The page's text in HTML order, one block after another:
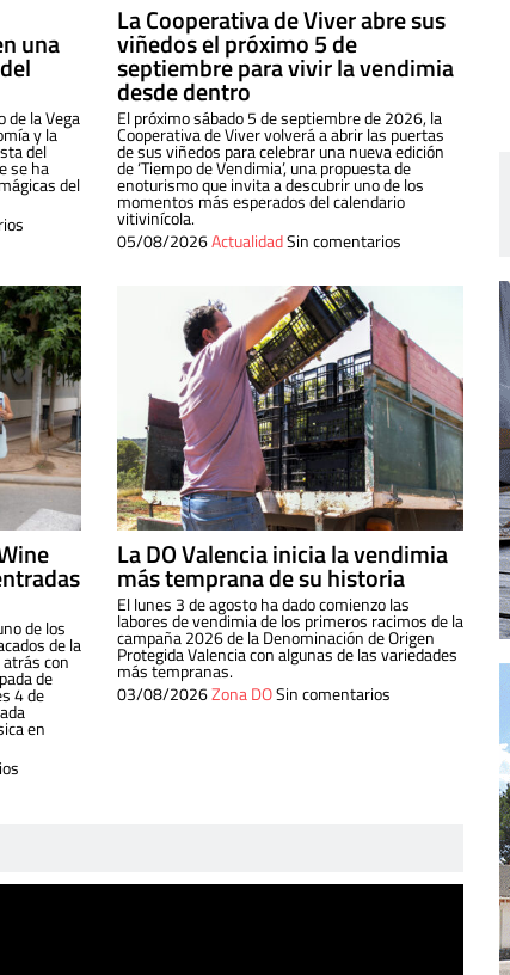
una
de la Vega
y la
del
se ha
del
La Cooperativa de Viver abre sus
viñedos el próximo 5 de
septiembre para vivir la vendimia
desde dentro
El próximo sábado 5 de septiembre de 2026, la
Cooperativa de Viver volverá a abrir las puertas
de sus viñedos para celebrar una nueva edición
de ‘Tiempo de Vendimia’, una propuesta de
enoturismo que invita a descubrir uno de los
momentos más esperados del calendario
vitivinícola.
05/08/2026ActualidadSin comentarios
de los
de la
con
de
4 de
en
La DO Valencia inicia la vendimia
más temprana de su historia
El lunes 3 de agosto ha dado comienzo las
labores de vendimia de los primeros racimos de la
campaña 2026 de la Denominación de Origen
Protegida Valencia con algunas de las variedades
más tempranas.
03/08/2026Zona DOSin comentarios